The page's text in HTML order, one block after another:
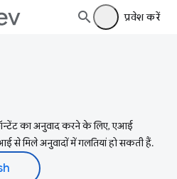
प्रवेश करें
का अनुवाद करने के लिए, एआई
से मिले अनुवादों में गलतियां हो सकती हैं.